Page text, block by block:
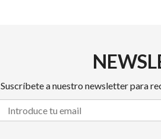
Suscríbete a nuestro newsletter para